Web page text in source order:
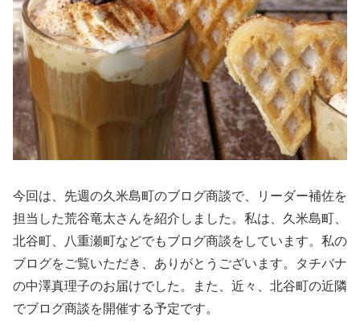
今回は、先週の久米島町のブログ商談で、リーダー補佐を
担当した荒谷竜太さんを紹介しました。私は、久米島町、
北谷町、八重瀬町などでもブログ商談をしています。私の
ブログをご覧いただき、ありがとうございます。タチバナ
の中澤真理子のお届けでした。また、近々、北谷町の近隣
でブログ商談を開催する予定です。